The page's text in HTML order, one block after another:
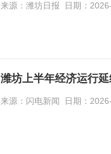
来源：潍坊日报 日期：
潍坊上半年经济运行
来源：闪电新闻 日期：